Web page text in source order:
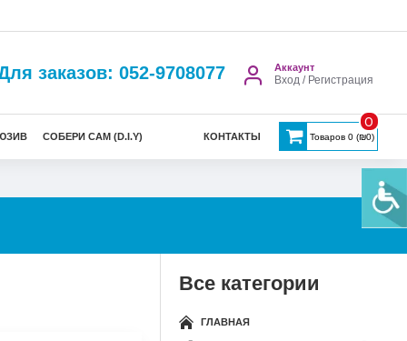
заказов: 052-9708077 Аккаунт
Вход / Регистрация
СОБЕРИ САМ (D.I.Y) КОНТАКТЫ Товаров 0 (₪0)
0
Все категории
ГЛАВНАЯ